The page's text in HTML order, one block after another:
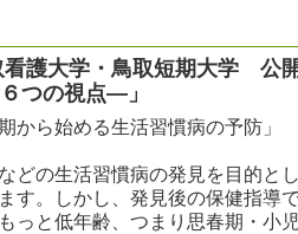
護大学・鳥取短期大学 公
つの視点―」
ら始める生活習慣病の予防」
どの生活習慣病の発見を目的と
す。しかし、発見後の保健指導
っと低年齢、つまり思春期・小